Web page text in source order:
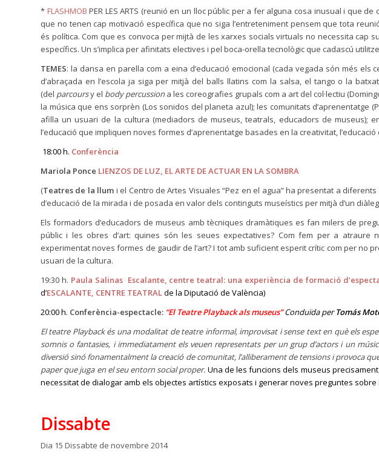
* FLASHMOB PER LES ARTS (reunió en un lloc públic per a fer alguna cosa inusual i que
que no tenen cap motivació específica que no siga l’entreteniment pensem que tota
és política. Com que es convoca per mijtà de les xarxes socials virtuals no necessita cap
específics. Un s’implica per afinitats electives i pel boca-orella tecnològic que cadascú
TEMES: la dansa en parella com a eina d’educació emocional (cada vegada són més
d’abraçada en l’escola ja siga per mitjà del balls llatins com la salsa, el tango o la
(del parcoursy el body percussiona les coreografies grupals com a art del col·lectiu
la música que ens sorprèn (Los sonidos del planeta azul); les comunitats d’aprenentatge
afilla un usuari de la cultura (mediadors de museus, teatrals, educadors de museus);
l’educació que impliquen noves formes d’aprenentatge basades en la creativitat,
18:00 h. Conferència
Mariola Ponce LIENZOS DE LUZ, EL ARTE DE ACTUAR EN LA SOMBRA
(Teatres de la llum i el Centro de Artes Visuales “Pez en el agua” ha presentat a
d’educació de la mirada i de posada en valor dels continguts museístics per mitjà d’un
Els formadors d’educadors de museus amb tècniques dramàtiques es fan milers de
públic i les obres d’art: quines són les seues expectatives? Com fem per a atraure
experimentat noves formes de gaudir de l’art? I tot amb suficient esperit crític com per no
usuari de la cultura.
19:30 h. Paula Salinas Escalante, centre teatral: una experiència de formació
d’ESCALANTE, CENTRE TEATRALde la Diputació de València)
20:00 h. Conferència-espectacle: “El Teatre Playback als museus” ConduïdaperTomás
El teatre Playback és una modalitat de teatre informal, improvisat i sense text en què els
somnis o fantasies, i immediatament els veuen representats per un grup d’actors i un
diversió sinó fonamentalment la creació de comunitat, l’alliberament de tensions i provoca
paper que juga en el seu entorn social proper. Una de les funcions dels museus
necessitat de dialogar amb els objectes artístics exposats i generar noves preguntes
Dissabte
Dia 15 Dissabte de novembre 2014